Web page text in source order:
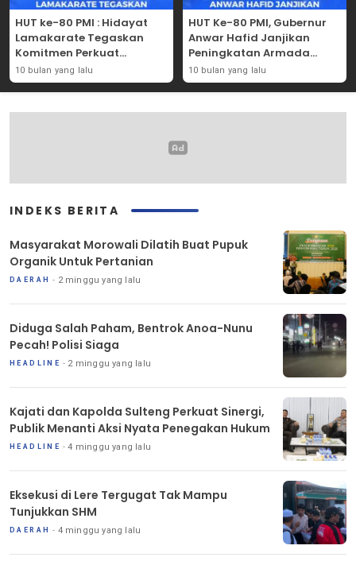
HUT ke-80 PMI : Hidayat
Lamakarate Tegaskan
Komitmen Perkuat
Solidaritas Kemanusiaan
10 bulan yang lalu
HUT Ke-80 PMI, Gubernur
Anwar Hafid Janjikan
Peningkatan Armada
Mobil Donor Darah
10 bulan yang lalu
INDEKS BERITA
Masyarakat Morowali Dilatih Buat Pupuk
Organik Untuk Pertanian
DAERAH 2 minggu yang lalu
Diduga Salah Paham, Bentrok Anoa-Nunu
Pecah! Polisi Siaga
HEADLINE 2 minggu yang lalu
Kajati dan Kapolda Sulteng Perkuat Sinergi,
Publik Menanti Aksi Nyata Penegakan Hukum
HEADLINE 4 minggu yang lalu
Eksekusi di Lere Tergugat Tak Mampu
Tunjukkan SHM
DAERAH 4 minggu yang lalu